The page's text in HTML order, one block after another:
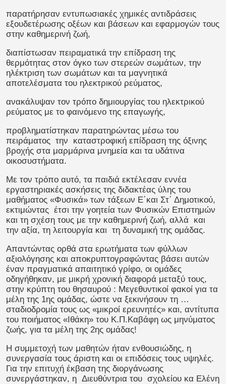
παρατήρησαν εντυπωσιακές χημικές αντιδράσεις
εξουδετέρωσης οξέων και βάσεων και εφαρμογών τους
στην καθημερινή ζωή,
διαπίστωσαν πειραματικά την επίδραση της
θερμότητας στον όγκο των στερεών σωμάτων, την
ηλέκτριση των σωμάτων και τα μαγνητικά
αποτελέσματα του ηλεκτρικού ρεύματος,
ανακάλυψαν τον τρόπο δημιουργίας του ηλεκτρικού
ρεύματος με το φαινόμενο της επαγωγής,
προβληματίστηκαν παρατηρώντας μέσω του
πειράματος την καταστροφική επίδραση της όξινης
βροχής στα μαρμάρινα μνημεία και τα υδάτινα
οικοσυστήματα.
Με τον τρόπο αυτό, τα παιδιά εκτέλεσαν εννέα
εργαστηριακές ασκήσεις της διδακτέας ύλης του
μαθήματος «Φυσικά» των τάξεων Ε΄και Στ΄ Δημοτικού,
εκτιμώντας έτσι την γοητεία των Φυσικών Επιστημών
και τη σχέση τους με την καθημερινή ζωή, αλλά και
την αξία, τη λειτουργία και τη δυναμική της ομάδας.
Απαντώντας ορθά στα ερωτήματα των φύλλων
αξιολόγησης και αποκρυπτογραφώντας βάσει αυτών
έναν πραγματικά απαιτητικό γρίφο, οι ομάδες
οδηγήθηκαν, με μικρή χρονική διαφορά μεταξύ τους,
στην κρύπτη του θησαυρού : Μεγεθυντικοί φακοί για τα
μέλη της 1ης ομάδας, ώστε να ξεκινήσουν τη …
σταδιοδρομία τους ως «μικροί ερευνητές» και, αντίτυπα
του ποιήματος «Ιθάκη» του Κ.Π.Καβάφη ως μηνύματος
ζωής, για τα μέλη της 2ης ομάδας!
Η συμμετοχή των μαθητών ήταν ενθουσιώδης, η
συνεργασία τους άριστη και οι επιδόσεις τους υψηλές.
Για την επιτυχή έκβαση της διοργάνωσης
συνεργάστηκαν, η Διευθύντρια του σχολείου κα Ελένη